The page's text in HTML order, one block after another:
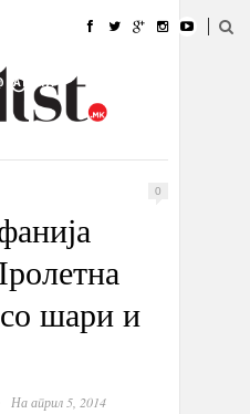
УБАВИНА
0
шари и
На април 5, 2014